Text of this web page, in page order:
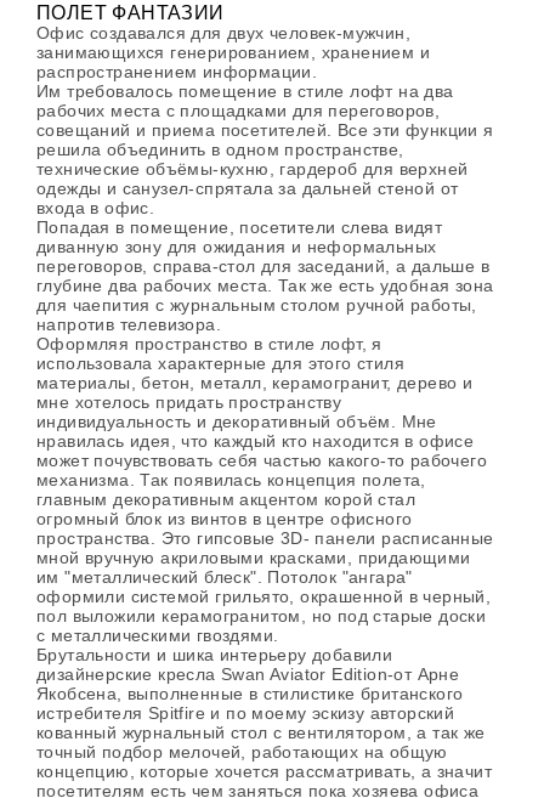
ПОЛЕТ ФАНТАЗИИ
Офис создавался для двух человек-мужчин,
занимающихся генерированием, хранением и
распространением информации.
Им требовалось помещение в стиле лофт на два
рабочих места с площадками для переговоров,
совещаний и приема посетителей. Все эти функции я
решила объединить в одном пространстве,
технические объёмы-кухню, гардероб для верхней
одежды и санузел-спрятала за дальней стеной от
входа в офис.
Попадая в помещение, посетители слева видят
диванную зону для ожидания и неформальных
переговоров, справа-стол для заседаний, а дальше в
глубине два рабочих места. Так же есть удобная зона
для чаепития с журнальным столом ручной работы,
напротив телевизора.
Оформляя пространство в стиле лофт, я
использовала характерные для этого стиля
материалы, бетон, металл, керамогранит, дерево и
мне хотелось придать пространству
индивидуальность и декоративный объём. Мне
нравилась идея, что каждый кто находится в офисе
может почувствовать себя частью какого-то рабочего
механизма. Так появилась концепция полета,
главным декоративным акцентом корой стал
огромный блок из винтов в центре офисного
пространства. Это гипсовые 3D- панели расписанные
мной вручную акриловыми красками, придающими
им "металлический блеск". Потолок "ангара"
оформили системой грильято, окрашенной в черный,
пол выложили керамогранитом, но под старые доски
с металлическими гвоздями.
Брутальности и шика интерьеру добавили
дизайнерские кресла Swan Aviator Edition-от Арне
Якобсена, выполненные в стилистике британского
истребителя Spitfire и по моему эскизу авторский
кованный журнальный стол с вентилятором, а так же
точный подбор мелочей, работающих на общую
концепцию, которые хочется рассматривать, а значит
посетителям есть чем заняться пока хозяева офиса